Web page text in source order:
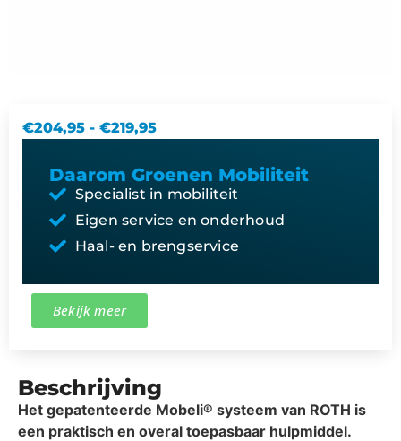
€204,95 - €219,95
Daarom Groenen Mobiliteit
Specialist in mobiliteit
Eigen service en onderhoud
Haal- en brengservice
Bekijk meer
Beschrijving
Het gepatenteerde Mobeli® systeem van ROTH is
een praktisch en overal toepasbaar hulpmiddel.